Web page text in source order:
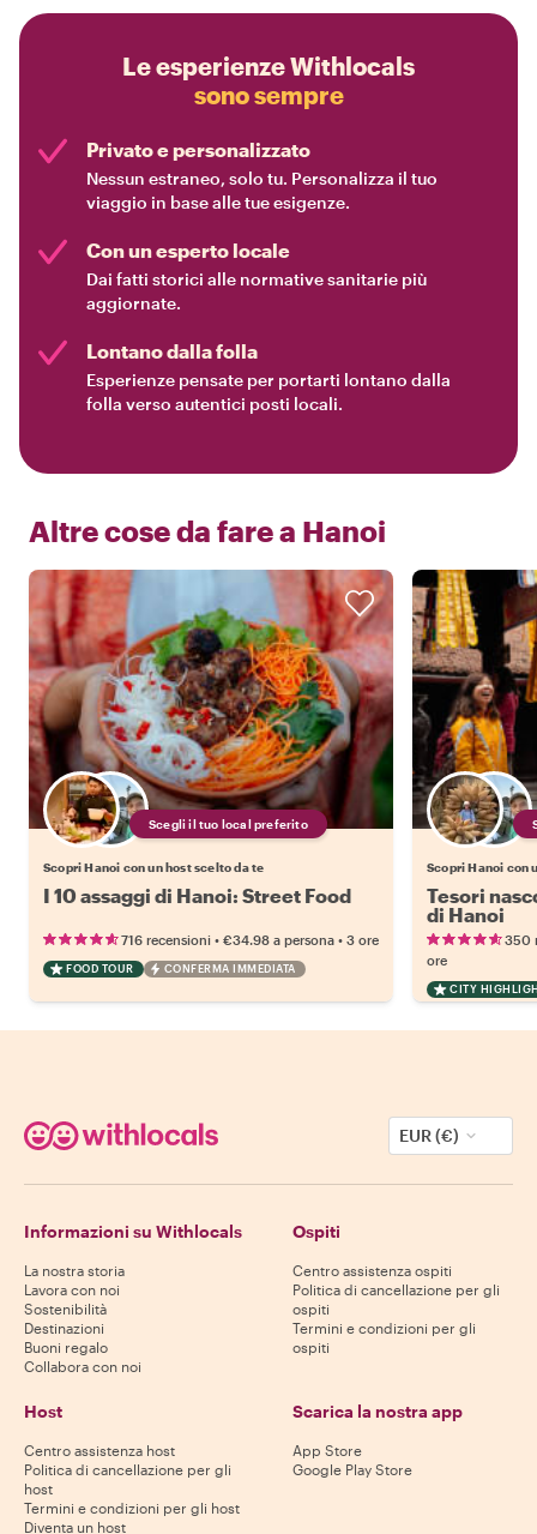
Le esperienze Withlocals
sono sempre
Privato e personalizzato
Nessun estraneo, solo tu. Personalizza il tuo
viaggio in base alle tue esigenze.
Con un esperto locale
Dai fatti storici alle normative sanitarie più
aggiornate.
Lontano dalla folla
Esperienze pensate per portarti lontano dalla
folla verso autentici posti locali.
Altre cose da fare a Hanoi
Scegli il tuo local preferito
Scopri Hanoi con un host scelto da te
I 10 assaggi di Hanoi: Street Food
716 recensioni • €34.98 a persona • 3 ore
FOOD TOUR CONFERMA IMMEDIATA
Scopri Hanoi con
Tesori
di Hanoi
350
ore
CITY
EUR (€)
Informazioni su Withlocals
La nostra storia
Lavora con noi
Sostenibilità
Destinazioni
Buoni regalo
Collabora con noi
Ospiti
Centro assistenza ospiti
Politica di cancellazione per gli
ospiti
Termini e condizioni per gli
ospiti
Host
Centro assistenza host
Politica di cancellazione per gli
host
Termini e condizioni per gli host
Diventa un host
Scarica la nostra app
App Store
Google Play Store